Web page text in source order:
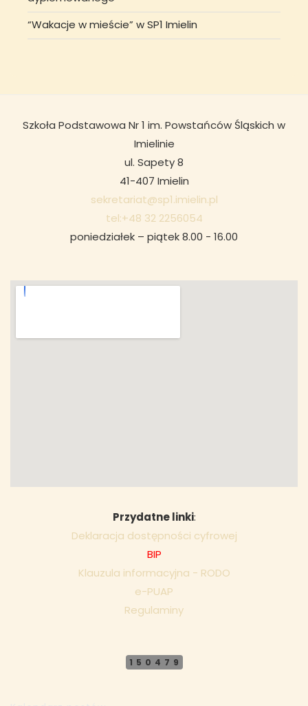
“Wakacje w mieście” w SP1 Imielin
Szkoła Podstawowa Nr 1 im. Powstańców Śląskich w
Imielinie
ul. Sapety 8
41-407 Imielin
sekretariat@sp1.imielin.pl
tel:+48 32 2256054
poniedziałek – piątek 8.00 - 16.00
Przydatne linki:
Deklaracja dostępności cyfrowej
BIP
Klauzula informacyjna - RODO
e-PUAP
Regulaminy
150479